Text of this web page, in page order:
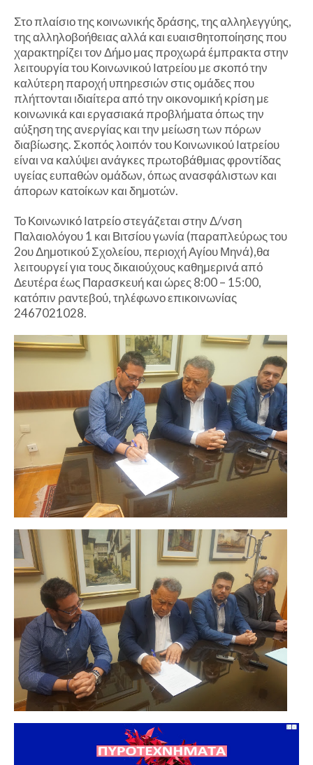
Στο πλαίσιο της κοινωνικής δράσης, της αλληλεγγύης,
της αλληλοβοήθειας αλλά και ευαισθητοποίησης που
χαρακτηρίζει τον Δήμο μας προχωρά έμπρακτα στην
λειτουργία του Κοινωνικού Ιατρείου με σκοπό την
καλύτερη παροχή υπηρεσιών στις ομάδες που
πλήττονται ιδιαίτερα από την οικονομική κρίση με
κοινωνικά και εργασιακά προβλήματα όπως την
αύξηση της ανεργίας και την μείωση των πόρων
διαβίωσης. Σκοπός λοιπόν του Κοινωνικού Ιατρείου
είναι να καλύψει ανάγκες πρωτοβάθμιας φροντίδας
υγείας ευπαθών ομάδων, όπως ανασφάλιστων και
άπορων κατοίκων και δημοτών.
Το Κοινωνικό Ιατρείο στεγάζεται στην Δ/νση
Παλαιολόγου 1 και Βιτσίου γωνία (παραπλεύρως του
2ου Δημοτικού Σχολείου, περιοχή Αγίου Μηνά),θα
λειτουργεί για τους δικαιούχους καθημερινά από
Δευτέρα έως Παρασκευή και ώρες 8:00 – 15:00,
κατόπιν ραντεβού, τηλέφωνο επικοινωνίας
2467021028.